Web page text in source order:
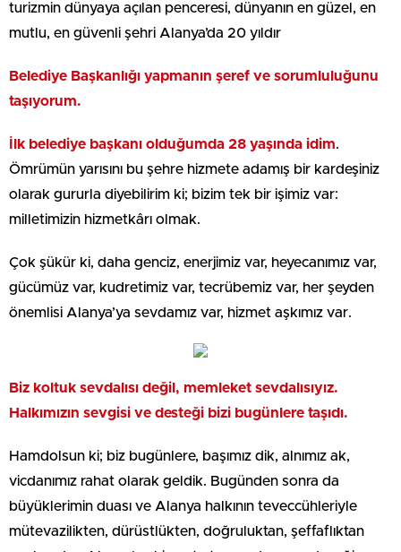
turizmin dünyaya açılan penceresi, dünyanın en güzel, en
mutlu, en güvenli şehri Alanya’da 20 yıldır
Belediye Başkanlığı yapmanın şeref ve sorumluluğunu
taşıyorum.
İlk belediye başkanı olduğumda 28 yaşında idim.
Ömrümün yarısını bu şehre hizmete adamış bir kardeşiniz
olarak gururla diyebilirim ki; bizim tek bir işimiz var:
milletimizin hizmetkârı olmak.
Çok şükür ki, daha genciz, enerjimiz var, heyecanımız var,
gücümüz var, kudretimiz var, tecrübemiz var, her şeyden
önemlisi Alanya’ya sevdamız var, hizmet aşkımız var.
Biz koltuk sevdalısı değil, memleket sevdalısıyız.
Halkımızın sevgisi ve desteği bizi bugünlere taşıdı.
Hamdolsun ki; biz bugünlere, başımız dik, alnımız ak,
vicdanımız rahat olarak geldik. Bugünden sonra da
büyüklerimin duası ve Alanya halkının teveccühleriyle
mütevazilikten, dürüstlükten, doğruluktan, şeffaflıktan